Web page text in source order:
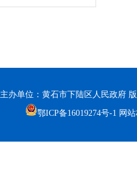
主办单位：黄石市下陆区人民政府
鄂ICP备16019274号-1 网